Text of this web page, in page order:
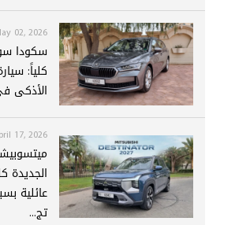
02, 2026
سكودا
كلياً:
الأذكى
17, 2026
عائلية
تج...